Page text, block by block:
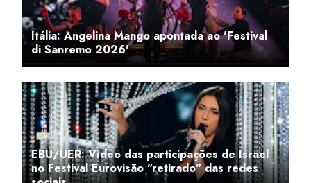
Itália: Angelina Mango apontada ao 'Festival
di Sanremo 2026'
EBU/UER: Vídeo das participações de Israel
no Festival Eurovisão "retirado" das redes